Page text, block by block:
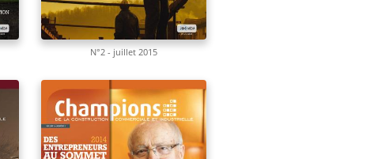
N°2 - juillet 2015